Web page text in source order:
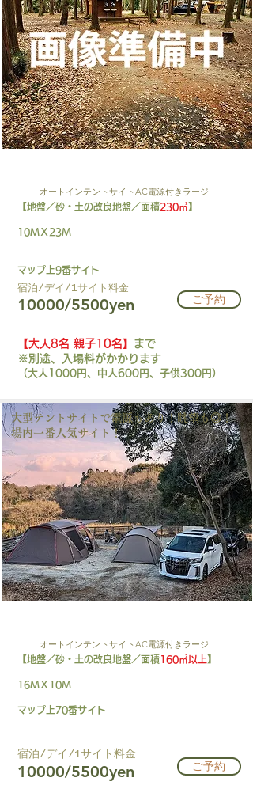
オートインテントサイトAC電源付きラージ
【地盤／砂・土の改良地盤／面積230㎡】
10ＭＸ23Ｍ
マップ上9番サイト
​宿泊/デイ/1サイト料金​
10000/5500yen ご予約
【大人8名 親子10名】
まで
※別途、入場料がかかります
（大人1000円、中人600円、子供300円）
​大型テントサイトで電源もあり！眺望も◎！
​場内一番人気サイト！
オートインテントサイトAC電源付きラージ
【地盤／砂・土の改良地盤／面積160㎡以上】
16ＭＸ10Ｍ
​マップ上70番サイト
​宿泊/デイ/1サイト料金​
10000/5500yen ご予約